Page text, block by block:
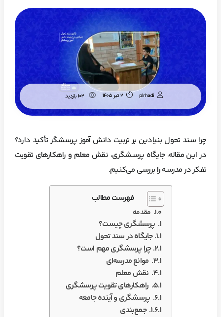
2 تیر 1405 pirhadi
چرا سند تحول بنیادین بر تربیت دانش آموز پرسشگر تأکید دارد؟
در این مقاله، جایگاه پرسشگری، نقش معلم و راهکارهای تقویت
تفکر در مدرسه را بررسی می‌کنیم.
فهرست مطالب
مقدمه
پرسشگری چیست؟
جایگاه در سند تحول
چرا پرسشگری مهم است؟
موانع مدرسه‌ای
نقش معلم
راهکارهای تقویت پرسشگری
پرسشگری و آینده جامعه
جمع‌بندی